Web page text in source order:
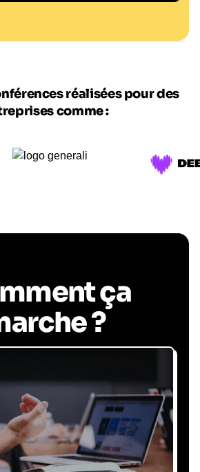
réalisées pour des
comme :
ça
?